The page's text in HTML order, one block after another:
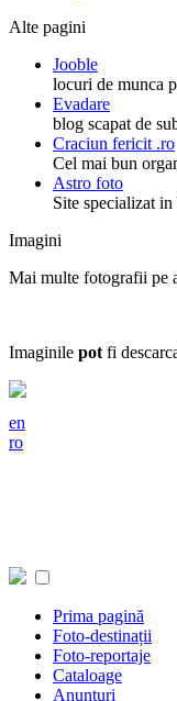
Alte pagini
Jooble
locuri de munca
Evadare
blog scapat de
Craciun fericit .ro
Cel mai bun
Astro foto
Site specializat
Imagini
Mai multe fotografii pe
Imaginile pot fi
en
ro
Prima pagină
Foto-destinații
Foto-reportaje
Cataloage
Anunțuri